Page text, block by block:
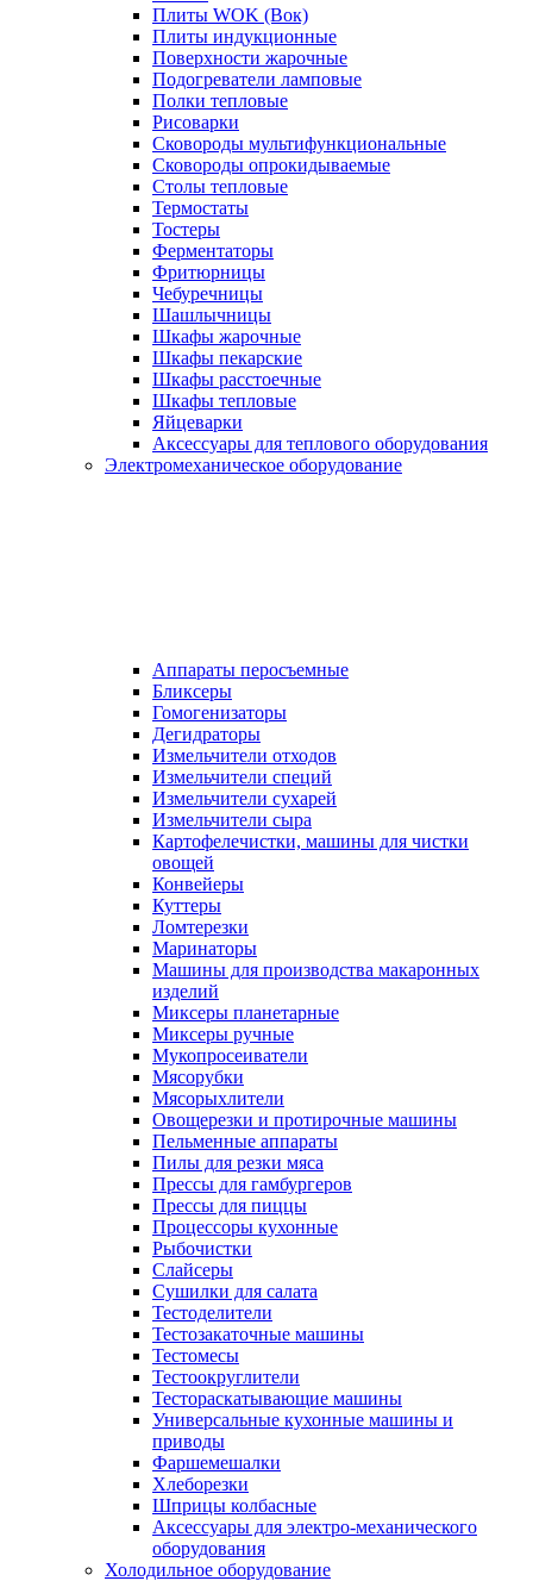
Плиты WOK (Вок)
Плиты индукционные
Поверхности жарочные
Подогреватели ламповые
Полки тепловые
Рисоварки
Сковороды мультифункциональные
Сковороды опрокидываемые
Столы тепловые
Термостаты
Тостеры
Ферментаторы
Фритюрницы
Чебуречницы
Шашлычницы
Шкафы жарочные
Шкафы пекарские
Шкафы расстоечные
Шкафы тепловые
Яйцеварки
Аксессуары для теплового оборудования
Электромеханическое оборудование
Аппараты перосъемные
Бликсеры
Гомогенизаторы
Дегидраторы
Измельчители отходов
Измельчители специй
Измельчители сухарей
Измельчители сыра
Картофелечистки, машины для чистки
овощей
Конвейеры
Куттеры
Ломтерезки
Маринаторы
Машины для производства макаронных
изделий
Миксеры планетарные
Миксеры ручные
Мукопросеиватели
Мясорубки
Мясорыхлители
Овощерезки и протирочные машины
Пельменные аппараты
Пилы для резки мяса
Прессы для гамбургеров
Прессы для пиццы
Процессоры кухонные
Рыбочистки
Слайсеры
Сушилки для салата
Тестоделители
Тестозакаточные машины
Тестомесы
Тестоокруглители
Тестораскатывающие машины
Универсальные кухонные машины и
приводы
Фаршемешалки
Хлеборезки
Шприцы колбасные
Аксессуары для электро-механического
оборудования
Холодильное оборудование